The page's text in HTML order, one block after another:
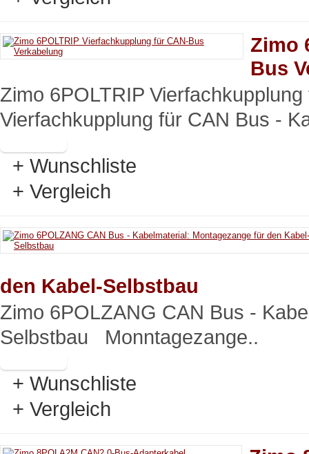
Zimo
Bus
Zimo 6POLTRIP
Vierfachkupplung für CAN Bus -
+ Wunschliste
+ Vergleich
den Kabel-Selbstbau
Zimo 6POLZANG CAN Bus -
Selbstbau Monntagezange..
+ Wunschliste
+ Vergleich